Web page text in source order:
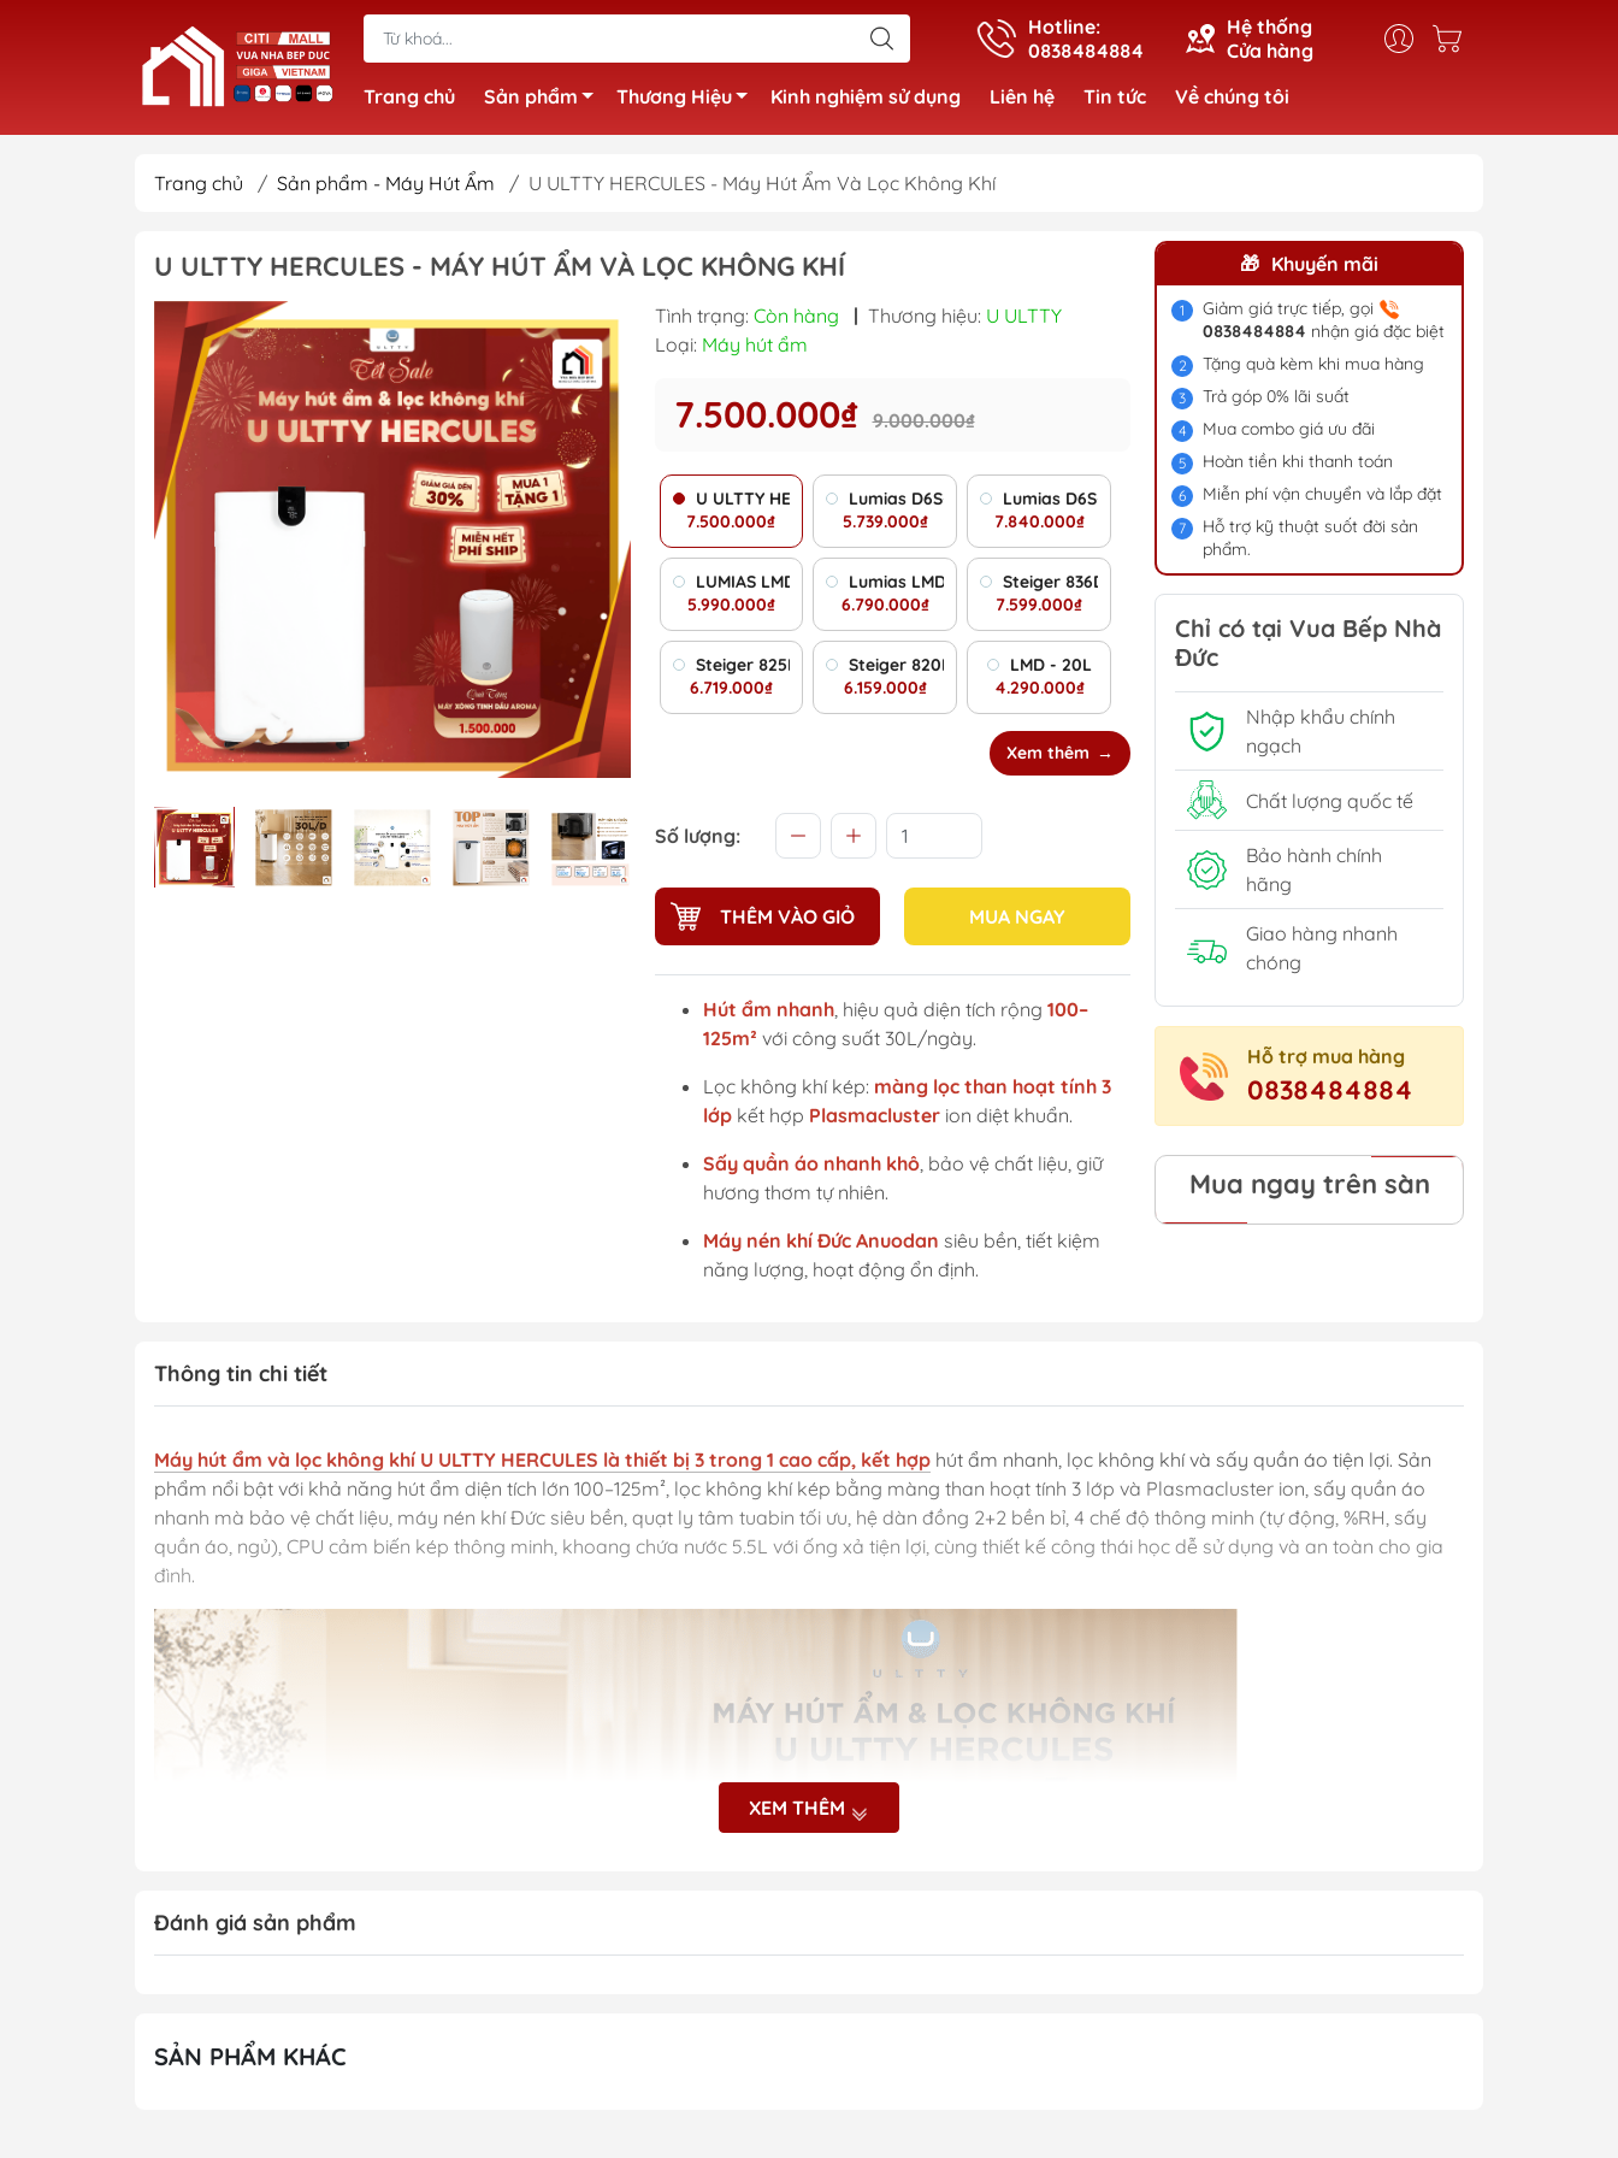
Hotline:
0838484884
Hệ thống
Cửa hàng
Trang chủ
Sản phẩm Thương Hiệu Kinh nghiệm sử dụng Liên hệ Tin tức Về chúng tôi
Trang chủ / Sản phẩm - Máy Hút Ẩm / U ULTTY HERCULES - Máy Hút Ẩm Và Lọc Không Khí
U ULTTY HERCULES - MÁY HÚT ẨM VÀ LỌC KHÔNG KHÍ
Tình trạng: Còn hàng | Thương hiệu: U ULTTY
Loại: Máy hút ẩm
7.500.000₫ 9.000.000₫
U ULTTY HERCULES - Máy Hút Ẩm Và Lọc Không Khí
7.500.000₫
Lumias D6S-30L - Máy Hút Ẩm Kiêm Lọc Không Khí 2026
5.739.000₫
Lumias D6S-60L - Máy Hút Ẩm Kiêm Lọc Không Khí
7.840.000₫
LUMIAS LMD-35L - Máy Hút Ẩm Không Khí Hàng Chính Hãng
5.990.000₫
Lumias LMD-50L - Máy Hút Ẩm Không Khí Hàng Chính Hãng
6.790.000₫
Steiger 836DW/ 36L - Máy Hút Ẩm Siêu Sale 2026
7.599.000₫
Steiger 825DW/ 25L - Máy Hút Ẩm Siêu Sale 2026
6.719.000₫
Steiger 820DW/ 20L - Máy Hút Ẩm Siêu Sale 2026
6.159.000₫
LMD - 20L
4.290.000₫
Xem thêm
Số lượng:
THÊM VÀO GIỎ MUA NGAY
Hút ẩm nhanh, hiệu quả diện tích rộng 100–
125m² với công suất 30L/ngày.
Lọc không khí kép: màng lọc than hoạt tính 3
lớp kết hợp Plasmaclusterion diệt khuẩn.
Sấy quần áo nhanh khô, bảo vệ chất liệu, giữ
hương thơm tự nhiên.
Máy nén khí Đức Anuodan siêu bền, tiết kiệm
năng lượng, hoạt động ổn định.
Khuyến mãi
Giảm giá trực tiếp, gọi
0838484884 nhận giá đặc biệt
Tặng quà kèm khi mua hàng
Trả góp 0% lãi suất
Mua combo giá ưu đãi
Hoàn tiền khi thanh toán
Miễn phí vận chuyển và lắp đặt
Hỗ trợ kỹ thuật suốt đời sản
phẩm.
Chỉ có tại Vua Bếp Nhà
Đức
Nhập khẩu chính
ngạch
Chất lượng quốc tế
Bảo hành chính
hãng
Giao hàng nhanh
chóng
Hỗ trợ mua hàng
0838484884
Mua ngay trên sàn
Thông tin chi tiết
Máy hút ẩm và lọc không khí U ULTTY HERCULES là thiết bị 3 trong 1 cao cấp, kết hợp hút ẩm nhanh, lọc không khí và sấy quần áo tiện lợi. Sản
phẩm nổi bật với khả năng hút ẩm diện tích lớn 100–125m², lọc không khí kép bằng màng than hoạt tính 3 lớp và Plasmacluster ion, sấy quần áo
nhanh mà bảo vệ chất liệu, máy nén khí Đức siêu bền, quạt ly tâm tuabin tối ưu, hệ dàn đồng 2+2 bền bỉ, 4 chế độ thông minh (tự động, %RH, sấy
quần áo, ngủ), CPU cảm biến kép thông minh, khoang chứa nước 5.5L với ống xả tiện lợi, cùng thiết kế công thái học dễ sử dụng và an toàn cho gia
đình.
XEM THÊM
Đánh giá sản phẩm
SẢN PHẨM KHÁC